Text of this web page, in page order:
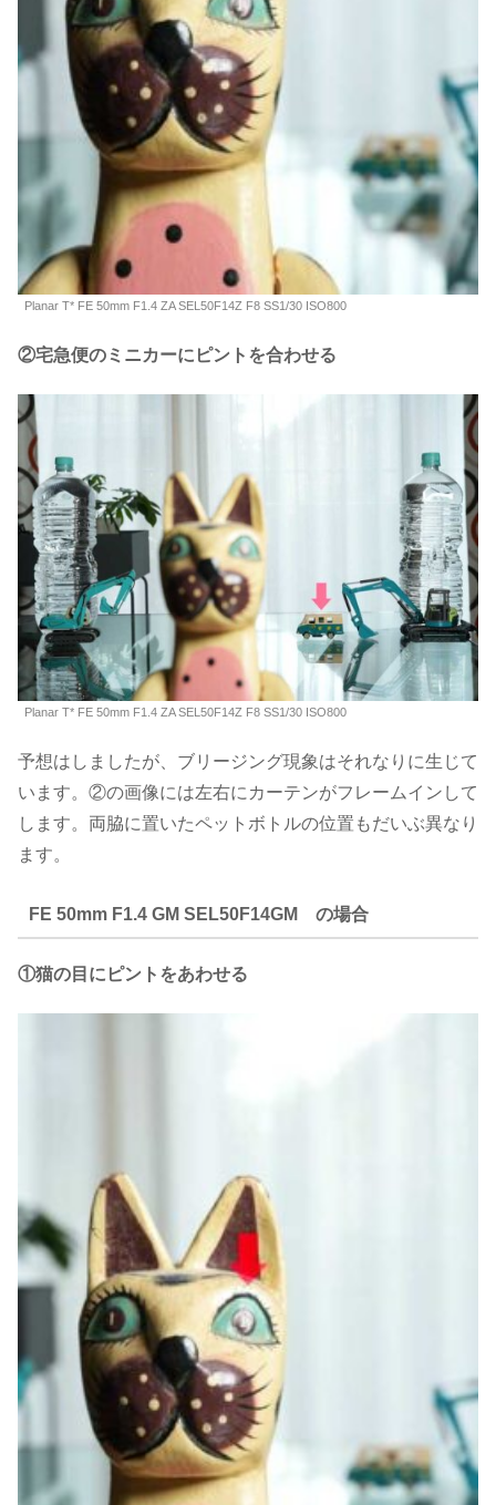
Planar T* FE 50mm F1.4 ZA SEL50F14Z F8 SS1/30 ISO800
②宅急便のミニカーにピントを合わせる
Planar T* FE 50mm F1.4 ZA SEL50F14Z F8 SS1/30 ISO800
予想はしましたが、ブリージング現象はそれなりに生じて
います。②の画像には左右にカーテンがフレームインして
します。両脇に置いたペットボトルの位置もだいぶ異なり
ます。
FE 50mm F1.4 GM SEL50F14GM の場合
①猫の目にピントをあわせる